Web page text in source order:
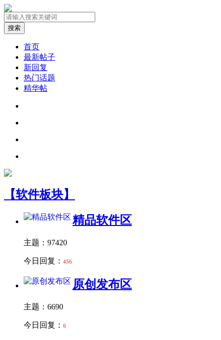
搜索
首页
最新帖子
新回复
热门话题
精华帖
【软件板块】
精品软件区
主题：97420
今日回复： 456
原创发布区
主题：6690
今日回复： 6